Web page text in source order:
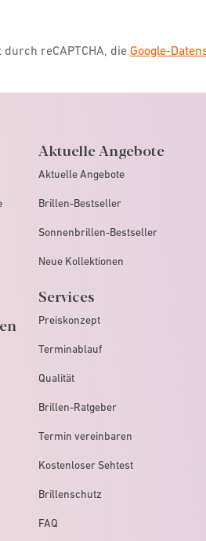
durch reCAPTCHA, die Google-
Aktuelle Angebote
Aktuelle Angebote
Brillen-Bestseller
Sonnenbrillen-Bestseller
Neue Kollektionen
Services
Preiskonzept
Terminablauf
Qualität
Brillen-Ratgeber
Termin vereinbaren
Kostenloser Sehtest
Brillenschutz
FAQ